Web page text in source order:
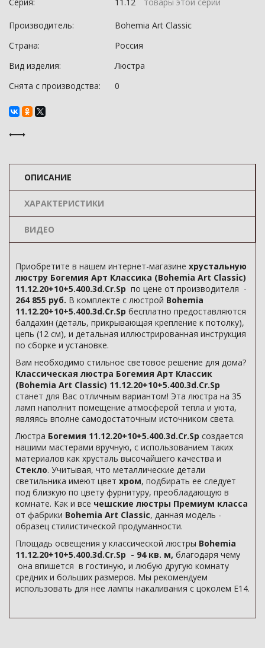
Производитель:
Bohemia Art Classic
Страна:
Россия
Вид изделия:
Люстра
Снята с производства:
0
ОПИСАНИЕ
ХАРАКТЕРИСТИКИ
ВИДЕО
Приобретите в нашем интернет-магазине хрустальную
люстру Богемия Арт Классика (Bohemia Art Classic)
11.12.20+10+5.400.3d.Cr.Sp по цене от производителя -
264 855 руб. В комплекте с люстрой Bohemia
11.12.20+10+5.400.3d.Cr.Sp бесплатно предоставляются
балдахин (деталь, прикрывающая крепление к потолку),
цепь (12 см), и детальная иллюстрированная инструкция
по сборке и установке.
Вам необходимо стильное световое решение для дома?
Классическая люстра Богемия Арт Классик
(Bohemia Art Classic) 11.12.20+10+5.400.3d.Cr.Sp
станет для Вас отличным вариантом! Эта люстра на 35
ламп наполнит помещение атмосферой тепла и уюта,
являясь вполне самодостаточным источником света.
Люстра Богемия 11.12.20+10+5.400.3d.Cr.Sp создается
нашими мастерами вручную, с использованием таких
материалов как хрусталь высочайшего качества и
Стекло. Учитывая, что металлические детали
светильника имеют цвет хром, подбирать ее следует
под близкую по цвету фурнитуру, преобладающую в
комнате. Как и все чешские люстры Премиум класса
от фабрики Bohemia Art Classic, данная модель -
образец стилистической продуманности.
Площадь освещения у классической люстры Bohemia
11.12.20+10+5.400.3d.Cr.Sp - 94 кв. м, благодаря чему
она впишется в гостиную, и любую другую комнату
средних и больших размеров. Мы рекомендуем
использовать для нее лампы накаливания с цоколем E14.